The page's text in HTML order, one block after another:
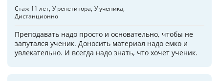
Стаж 11 лет У репетитора У ученика
Дистанционно
Преподавать надо просто и основательно, чтобы не
запутался ученик. Доносить материал надо емко и
увлекательно. И всегда надо знать, что хочет ученик.